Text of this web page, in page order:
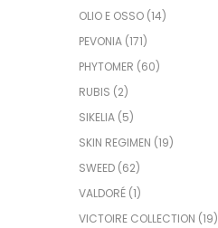
OLIO E OSSO (14)
PEVONIA (171)
PHYTOMER (60)
RUBIS (2)
SIKELIA (5)
SKIN REGIMEN (19)
SWEED (62)
VALDORÉ (1)
VICTOIRE COLLECTION (19)